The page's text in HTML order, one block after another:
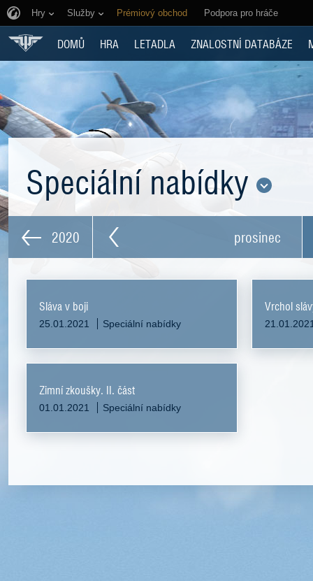
Hry Služby Prémiový obchod Podpora pro hráče
DOMŮ HRA LETADLA ZNALOSTNÍ DATABÁZE
Speciální nabídky
2020 prosinec
Sláva v boji
25.01.2021 Speciální nabídky
Vrchol
Zimní zkoušky. II. část
01.01.2021 Speciální nabídky